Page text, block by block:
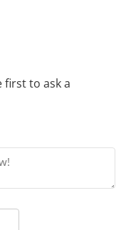
first to ask a